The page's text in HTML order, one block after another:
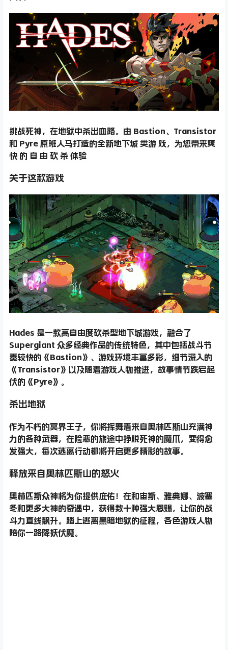
挑战死神，在地狱中杀出血路。由 Bastion、Transistor
和 Pyre 原班人马打造的全新地下城 类游 戏，为您带来爽
快 的 自 由 砍 杀 体验
关于这款游戏
Hades 是一款高自由度砍杀型地下城游戏，融合了
Supergiant 众多经典作品的传统特色，其中包括战斗节
奏较快的 《Bastion》 、游戏环境丰富多彩，细节深入的
《Transistor》
以及随着游戏人物推进，故事情节跌宕起
伏的 《Pyre》
杀出地狱
作为不朽的冥界王子，你将挥舞着来自奥林匹斯山充满神
力的各种武器，在险恶的旅途中挣脱死神的魔爪，变得愈
发强大，每次逃离行动都将开启更多精彩的故事。
释放来自奥林匹斯山的怒火
奥林匹斯众神将为你提供庇佑！在和宙斯、雅典娜、波塞
冬和更多大神的奇遇中，获得数十种强大恩赐，让你的战
斗力直线飙升。踏上逃离黑暗地狱的征程，各色游戏人物
陪你一路降妖伏魔。